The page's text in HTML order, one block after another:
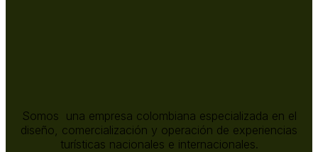
Somos una empresa colombiana especializada en el
diseño, comercialización y operación de experiencias
turísticas nacionales e internacionales.